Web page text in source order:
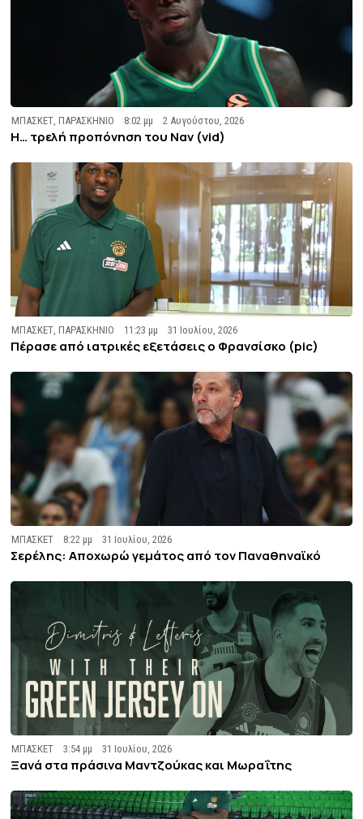
ΜΠΑΣΚΕΤ ,ΠΑΡΑΣΚΗΝΙΟ 8:02 μμ 2 Αυγούστου, 2026
Η… τρελή προπόνηση του Ναν (vid)
ΜΠΑΣΚΕΤ ,ΠΑΡΑΣΚΗΝΙΟ 11:23 μμ 31 Ιουλίου, 2026
Πέρασε από ιατρικές εξετάσεις ο Φρανσίσκο (pic)
ΜΠΑΣΚΕΤ 8:22 μμ 31 Ιουλίου, 2026
Σερέλης: Αποχωρώ γεμάτος από τον Παναθηναϊκό
ΜΠΑΣΚΕΤ 3:54 μμ 31 Ιουλίου, 2026
Ξανά στα πράσινα Μαντζούκας και Μωραΐτης